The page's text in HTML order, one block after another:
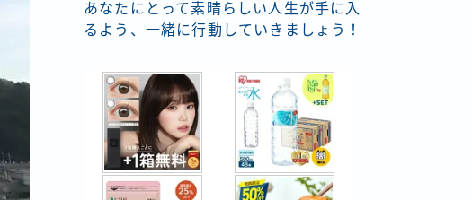
あなたにとって素晴らしい人生が手に入
るよう、一緒に行動していきましょう！